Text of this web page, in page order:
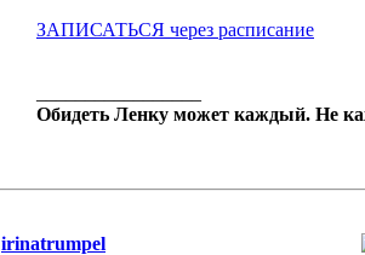
ЗАПИСАТЬСЯ через расписание
Обидеть Ленку может каждый. Не
irinatrumpel